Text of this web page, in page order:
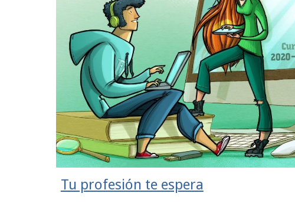
Tu profesión te espera